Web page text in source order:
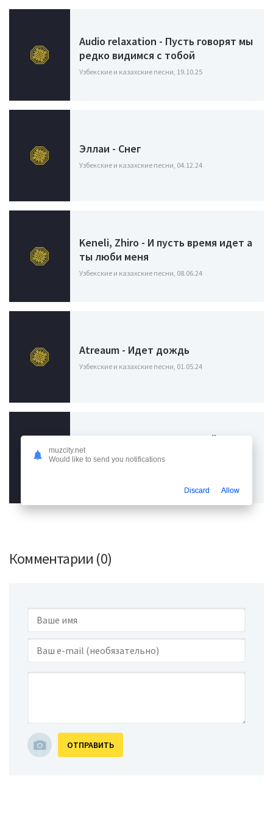
Audio relaxation - Пусть говорят мы
редко видимся с тобой
Узбекские и казахские песни, 19.10.25
Эллаи - Снег
Узбекские и казахские песни, 04.12.24
Keneli, Zhiro - И пусть время идет а
ты люби меня
Узбекские и казахские песни, 08.06.24
Atreaum - Идет дождь
Узбекские и казахские песни, 01.05.24
Ислам Итляшев, Стас Михайлов -
Снег
Комментарии (0)
ОТПРАВИТЬ
muzcity.net
Would like to send you notifications
Discard Allow